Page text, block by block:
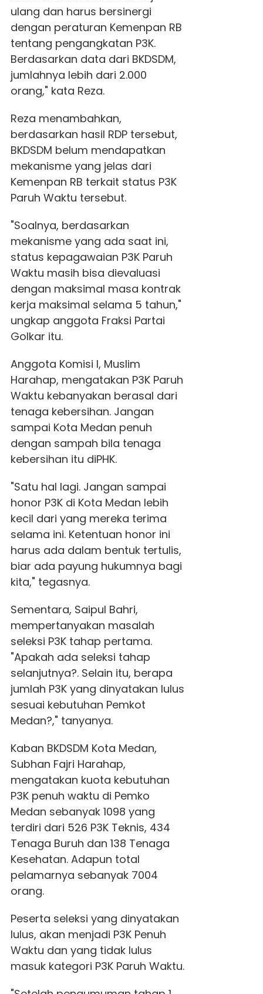
ulang dan harus bersinergi
dengan peraturan Kemenpan RB
tentang pengangkatan P3K.
Berdasarkan data dari BKDSDM,
jumlahnya lebih dari 2.000
orang," kata Reza.
Reza menambahkan,
berdasarkan hasil RDP tersebut,
BKDSDM belum mendapatkan
mekanisme yang jelas dari
Kemenpan RB terkait status P3K
Paruh Waktu tersebut.
"Soalnya, berdasarkan
mekanisme yang ada saat ini,
status kepagawaian P3K Paruh
Waktu masih bisa dievaluasi
dengan maksimal masa kontrak
kerja maksimal selama 5 tahun,"
ungkap anggota Fraksi Partai
Golkar itu.
Anggota Komisi I, Muslim
Harahap, mengatakan P3K Paruh
Waktu kebanyakan berasal dari
tenaga kebersihan. Jangan
sampai Kota Medan penuh
dengan sampah bila tenaga
kebersihan itu diPHK.
"Satu hal lagi. Jangan sampai
honor P3K di Kota Medan lebih
kecil dari yang mereka terima
selama ini. Ketentuan honor ini
harus ada dalam bentuk tertulis,
biar ada payung hukumnya bagi
kita," tegasnya.
Sementara, Saipul Bahri,
mempertanyakan masalah
seleksi P3K tahap pertama.
"Apakah ada seleksi tahap
selanjutnya?. Selain itu, berapa
jumlah P3K yang dinyatakan lulus
sesuai kebutuhan Pemkot
Medan?," tanyanya.
Kaban BKDSDM Kota Medan,
Subhan Fajri Harahap,
mengatakan kuota kebutuhan
P3K penuh waktu di Pemko
Medan sebanyak 1098 yang
terdiri dari 526 P3K Teknis, 434
Tenaga Buruh dan 138 Tenaga
Kesehatan. Adapun total
pelamarnya sebanyak 7004
orang.
Peserta seleksi yang dinyatakan
lulus, akan menjadi P3K Penuh
Waktu dan yang tidak lulus
masuk kategori P3K Paruh Waktu.